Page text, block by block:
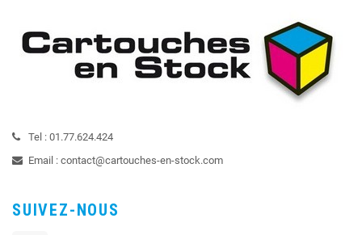
Tel : 01.77.624.424
Email : contact@cartouches-en-stock.com
SUIVEZ-NOUS